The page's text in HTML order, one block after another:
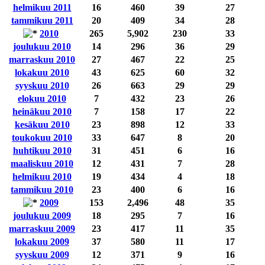
helmikuu 2011
16 460 39
27
tammikuu 2011
20 409 34
28
2010
265 5,902 230
33
joulukuu 2010
14 296 36
29
marraskuu 2010
27 467 22
25
lokakuu 2010
43 625 60
32
syyskuu 2010
26 663 29
29
elokuu 2010
7 432 23
26
heinäkuu 2010
7 158 17
22
kesäkuu 2010
23 898 12
33
toukokuu 2010
33 647 8
20
huhtikuu 2010
31 451 6
16
maaliskuu 2010
12 431 7
28
helmikuu 2010
19 434 4
18
tammikuu 2010
23 400 6
16
2009
153 2,496 48
35
joulukuu 2009
18 295 7
16
marraskuu 2009
23 417 11
35
lokakuu 2009
37 580 11
17
syyskuu 2009
12 371 9
16